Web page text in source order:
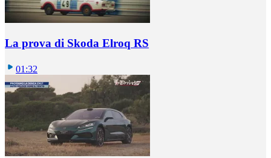
La prova di Skoda Elroq RS
01:32